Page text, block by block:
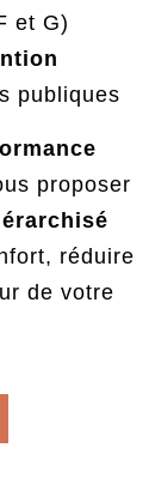
et G)
publiques
proposer
réduire
de votre